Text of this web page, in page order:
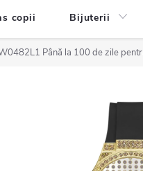
copii Bijuterii
Până la 100 de zile